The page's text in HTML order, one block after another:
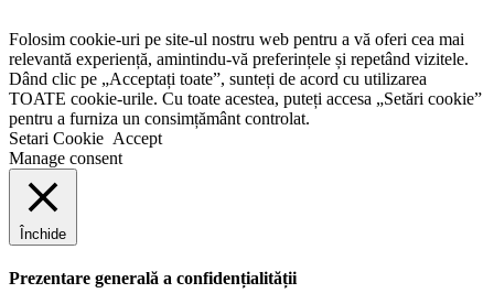
Folosim cookie-uri pe site-ul nostru web pentru a vă oferi cea mai
relevantă experiență, amintindu-vă preferințele și repetând vizitele.
Dând clic pe „Acceptați toate”, sunteți de acord cu utilizarea
TOATE cookie-urile. Cu toate acestea, puteți accesa „Setări cookie”
pentru a furniza un consimțământ controlat.
Setari Cookie Accept
Manage consent
Închide
Prezentare generală a confidențialității